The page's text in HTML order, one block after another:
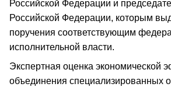
Российской Федерации и
Российской Федерации, которым
поручения соответствующим
исполнительной власти.
Экспертная оценка экономической
объединения специализированных